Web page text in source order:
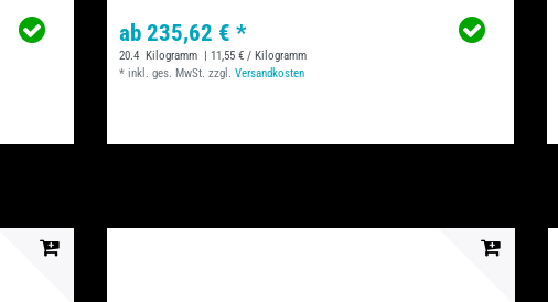
ab 235,62 € *
20.4 Kilogramm | 11,55 € / Kilogramm
*inkl. ges. MwSt. zzgl.Versandkosten